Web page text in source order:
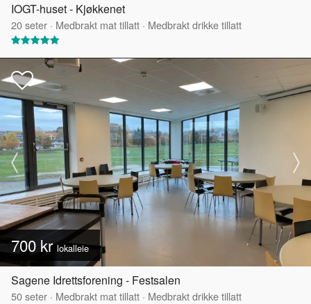
IOGT-huset - Kjøkkenet
20seter · Medbrakt mat tillatt · Medbrakt drikke tillatt
700 krlokalleie
Sagene Idrettsforening - Festsalen
50seter · Medbrakt mat tillatt · Medbrakt drikke tillatt